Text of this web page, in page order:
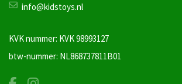
info@kidstoys.nl
KVK nummer: KVK 98993127
btw-nummer: NL868737811B01